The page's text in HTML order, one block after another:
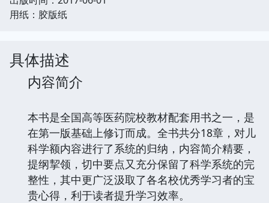
用纸：胶版纸
具体描述
内容简介
本书是全国高等医药院校教材配套用书之一，是
在第一版基础上修订而成。全书共分18章，对儿
科学额内容进行了系统的归纳，内容简介精要，
提纲挈领，切中要点又充分保留了科学系统的完
整性，其中更广泛汲取了各名校优秀学习者的宝
贵心得，利于读者提升学习效率。